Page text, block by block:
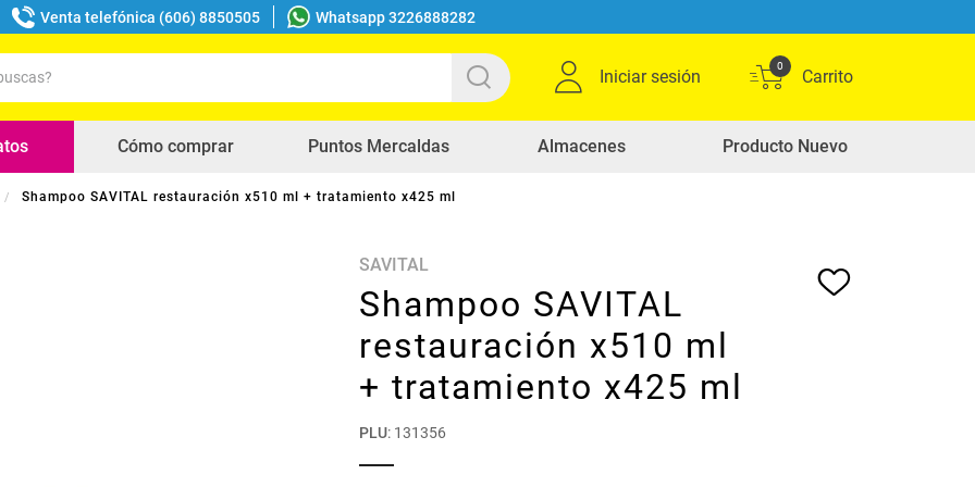
Venta telefónica (606) 8850505 Whatsapp 3226888282
Iniciar sesión
0
Cómo comprar Puntos Mercaldas Almacenes Producto Nuevo
Shampoo SAVITAL restauración x510 ml + tratamiento x425 ml
SAVITAL
Shampoo SAVITAL
restauración x510 ml
+ tratamiento x425 ml
PLU: 131356
buscados